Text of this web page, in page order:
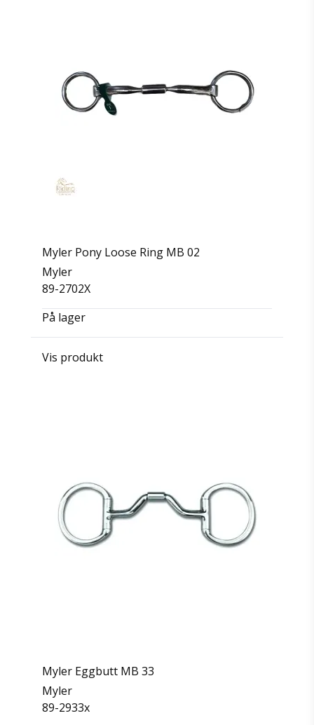
Myler Pony Loose Ring MB 02
Myler
89-2702X
På lager
Vis produkt
Myler Eggbutt MB 33
Myler
89-2933x